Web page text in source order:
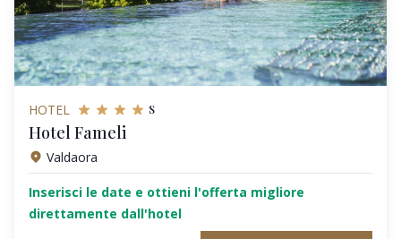
HOTEL s
Hotel Fameli
Valdaora
Inserisci le date e ottieni l'offerta migliore
direttamente dall'hotel